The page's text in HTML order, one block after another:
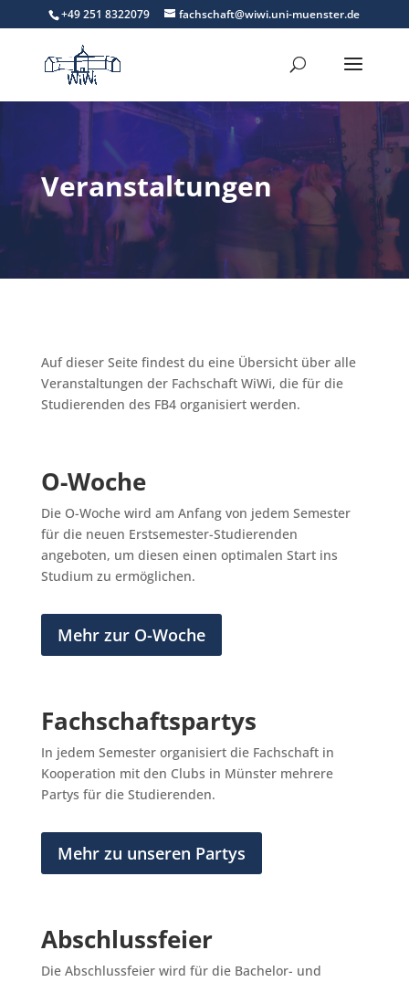
+49 251 8322079 fachschaft@wiwi.uni-muenster.de
Veranstaltungen
Auf dieser Seite findest du eine Übersicht über alle
Veranstaltungen der Fachschaft WiWi, die für die
Studierenden des FB4 organisiert werden.
O-Woche
Die O-Woche wird am Anfang von jedem Semester
für die neuen Erstsemester-Studierenden
angeboten, um diesen einen optimalen Start ins
Studium zu ermöglichen.
Mehr zur O-Woche
Fachschaftspartys
In jedem Semester organisiert die Fachschaft in
Kooperation mit den Clubs in Münster mehrere
Partys für die Studierenden.
Mehr zu unseren Partys
Abschlussfeier
Die Abschlussfeier wird für die Bachelor- und